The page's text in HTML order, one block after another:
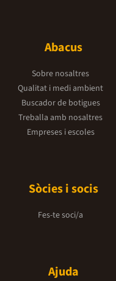
Abacus
Sobre nosaltres
Qualitat i medi ambient
Buscador de botigues
Treballa amb nosaltres
Empreses i escoles
Sòcies i socis
Fes-te soci/a
Ajuda